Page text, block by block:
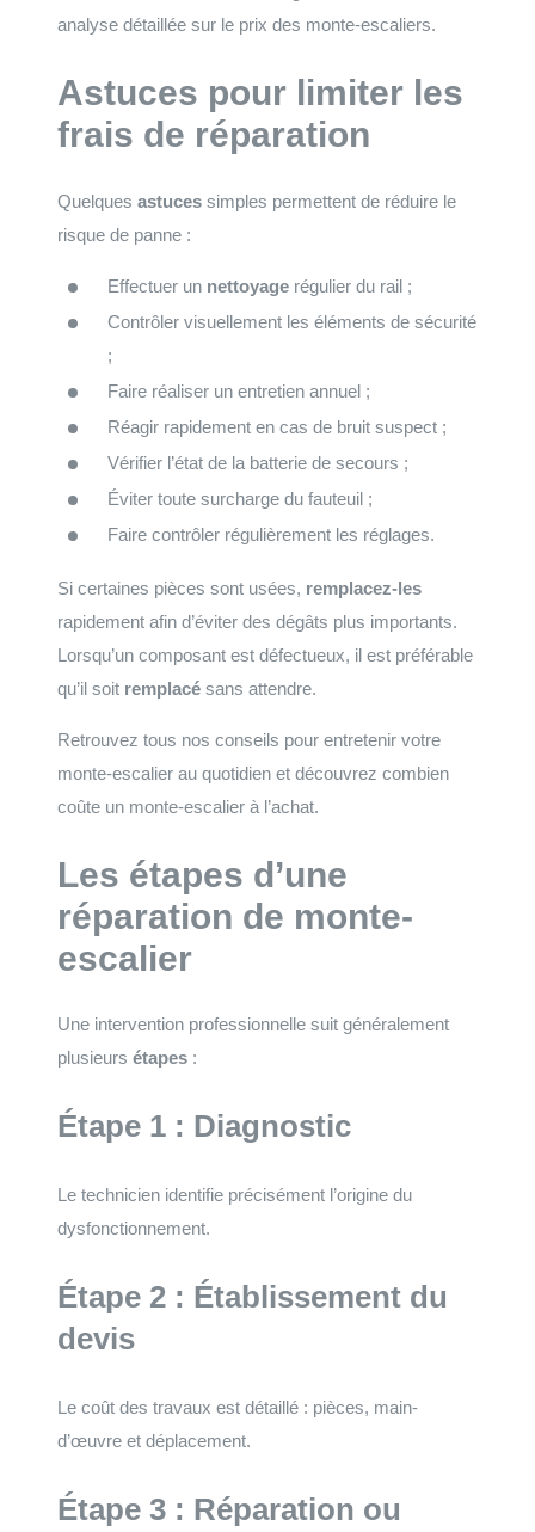
analyse détaillée sur le prix des monte-escaliers.
Astuces pour limiter les
frais de réparation
Quelques astuces simples permettent de réduire le
risque de panne :
Effectuer un nettoyage régulier du rail ;
Contrôler visuellement les éléments de sécurité
;
Faire réaliser un entretien annuel ;
Réagir rapidement en cas de bruit suspect ;
Vérifier l’état de la batterie de secours ;
Éviter toute surcharge du fauteuil ;
Faire contrôler régulièrement les réglages.
Si certaines pièces sont usées, remplacez-les
rapidement afin d’éviter des dégâts plus importants.
Lorsqu’un composant est défectueux, il est préférable
qu’il soit remplacé sans attendre.
Retrouvez tous nos conseils pour entretenir votre
monte-escalier au quotidien et découvrez combien
coûte un monte-escalier à l’achat.
Les étapes d’une
réparation de monte-
escalier
Une intervention professionnelle suit généralement
plusieurs étapes :
Étape 1 : Diagnostic
Le technicien identifie précisément l’origine du
dysfonctionnement.
Étape 2 : Établissement du
devis
Le coût des travaux est détaillé : pièces, main-
d’œuvre et déplacement.
Étape 3 : Réparation ou